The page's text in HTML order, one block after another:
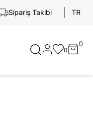
Sipariş Takibi TR
0
0